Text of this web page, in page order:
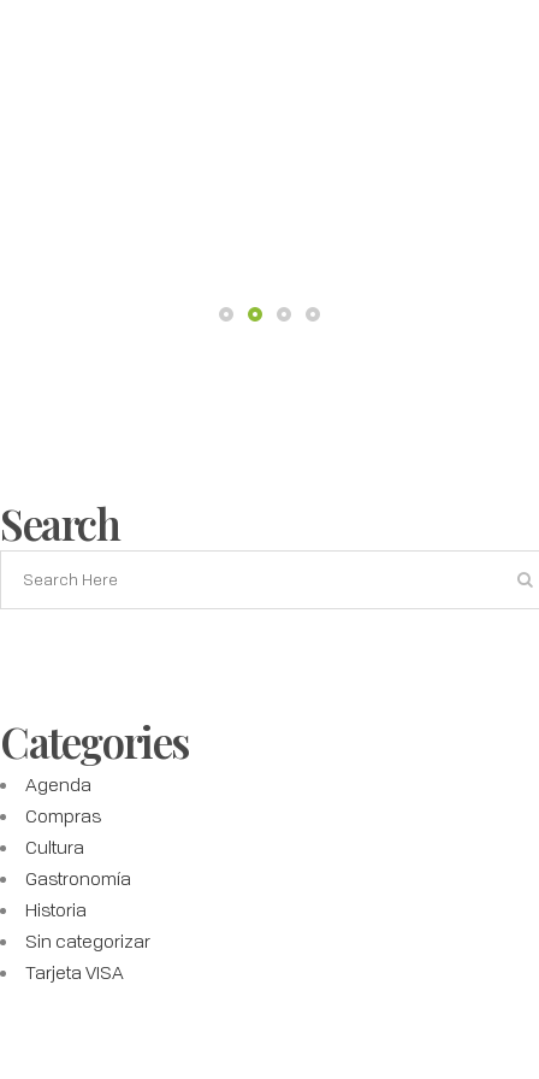
Search
Categories
Agenda
Compras
Cultura
Gastronomía
Historia
Sin categorizar
Tarjeta VISA